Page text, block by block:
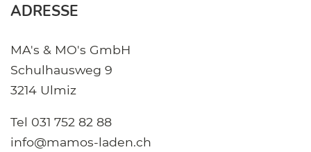
ADRESSE
MA's & MO's GmbH
Schulhausweg 9
3214 Ulmiz
Tel 031 752 82 88
info@mamos-laden.ch